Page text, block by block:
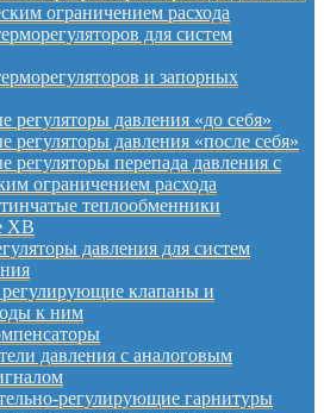
ограничением расхода
для систем
и запорных
регуляторы давления «до себя»
давления «после себя»
регуляторы перепада давления с
ограничением расхода
теплообменники
XB
давления для систем
клапаны и
к ним
давления с аналоговым
регулирующие гарнитуры